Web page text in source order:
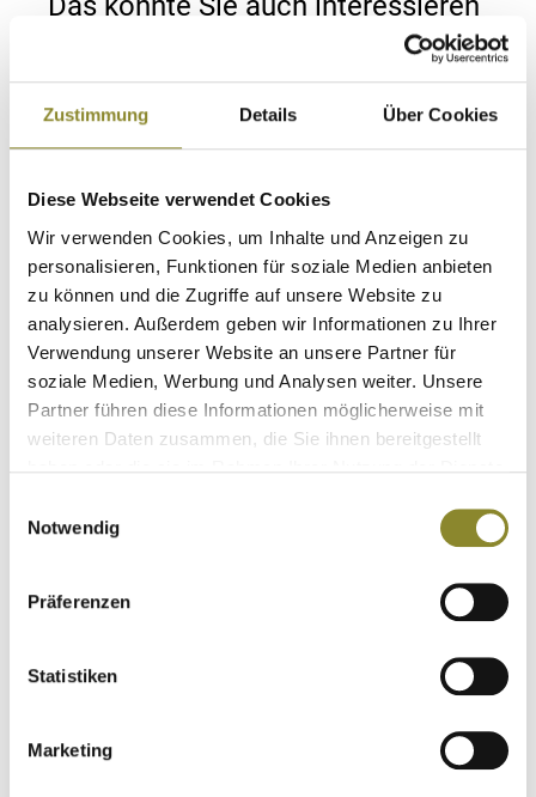
Zustimmung Details Über Cookies
Diese Webseite verwendet Cookies
Wir verwenden Cookies, um Inhalte und Anzeigen zu
personalisieren, Funktionen für soziale Medien anbieten
zu können und die Zugriffe auf unsere Website zu
analysieren. Außerdem geben wir Informationen zu Ihrer
Verwendung unserer Website an unsere Partner für
soziale Medien, Werbung und Analysen weiter. Unsere
Partner führen diese Informationen möglicherweise mit
weiteren Daten zusammen, die Sie ihnen bereitgestellt
Notwendig
Präferenzen
Statistiken
Marketing
WOOLPOWER Base-Layer Shirt CREWNECK 200 -
Damen